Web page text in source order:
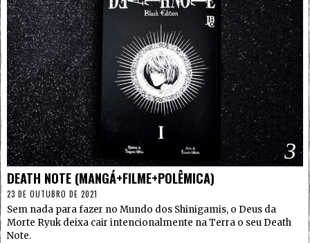
3
DEATH NOTE (MANGÁ+FILME+POLÊMICA)
23 DE OUTUBRO DE 2021
Sem nada para fazer no Mundo dos Shinigamis, o Deus da
Morte Ryuk deixa cair intencionalmente na Terra o seu Death
Note.